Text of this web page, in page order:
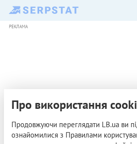
РЕКЛАМА
Про використання
Продовжуючи переглядати LB.ua ви
ознайомилися з Правилами